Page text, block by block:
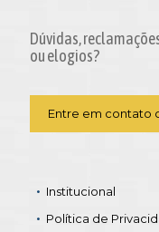
Dúvidas,
ou elogios?
Entre em contato
Institucional
Política de